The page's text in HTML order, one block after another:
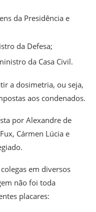
da Presidência e
da Defesa;
da Casa Civil.
a dosimetria, ou seja,
aos condenados.
por Alexandre de
Cármen Lúcia e
em diversos
não foi toda
placares: